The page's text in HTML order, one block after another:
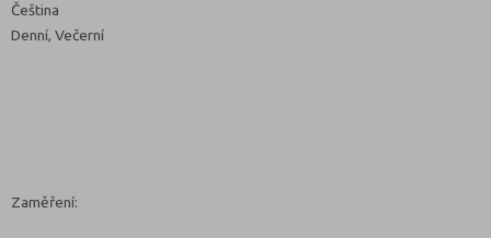
Čeština
Denní, Večerní
Zaměření: